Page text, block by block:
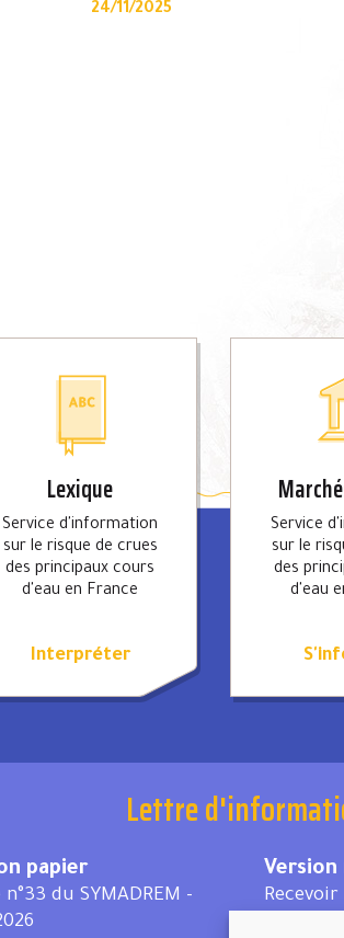
24/11/2025
Lexique
Service d'information
sur le risque de crues
des principaux cours
d'eau en France
Interpréter
Service
sur le
des
d'eau
Lettre
papier
du SYMADREM -